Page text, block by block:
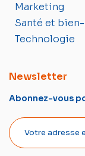
Marketing
Santé et
Technologie
Newsletter
Abonnez-vous